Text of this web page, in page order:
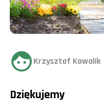
Krzysztof Kowalik
Dziękujemy